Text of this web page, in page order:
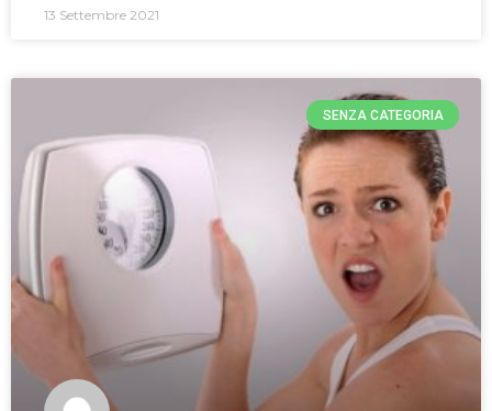
13 Settembre 2021
SENZA CATEGORIA